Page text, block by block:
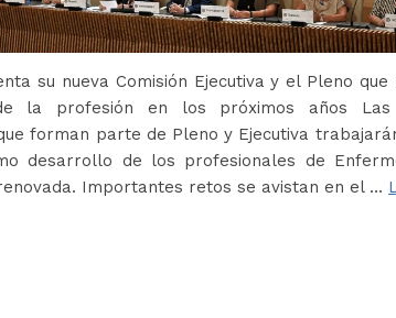
su nueva Comisión Ejecutiva y el Pleno
la profesión en los próximos años
forman parte de Pleno y Ejecutiva
desarrollo de los profesionales de
Importantes retos se avistan en el …